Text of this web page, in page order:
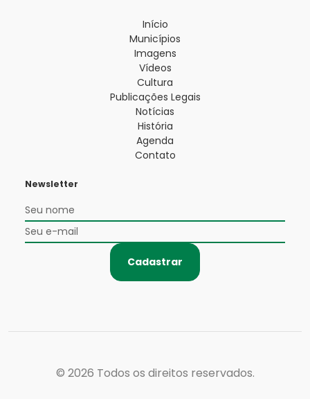
Início
Municípios
Imagens
Vídeos
Cultura
Publicações Legais
Notícias
História
Agenda
Contato
Newsletter
Cadastrar
© 2026 Todos os direitos reservados.